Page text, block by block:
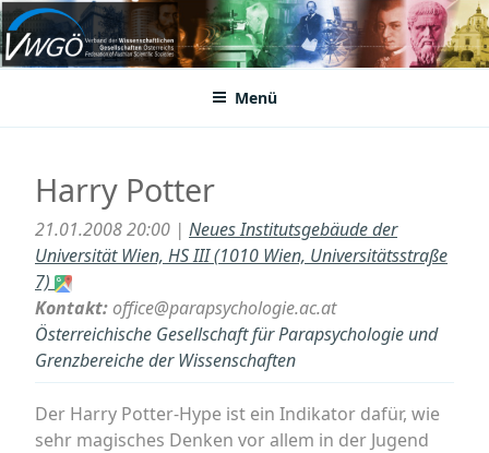
Zum
Inhalt
springenVWGÖ
Federation of Austrian Scientific Societies
Menü
Harry Potter
21.01.2008 20:00 | Neues Institutsgebäude der
Universität Wien, HS III (1010 Wien, Universitätsstraße
7)
Kontakt:office@parapsychologie.ac.at
Österreichische Gesellschaft für Parapsychologie und
Grenzbereiche der Wissenschaften
Der Harry Potter-Hype ist ein Indikator dafür, wie
sehr magisches Denken vor allem in der Jugend